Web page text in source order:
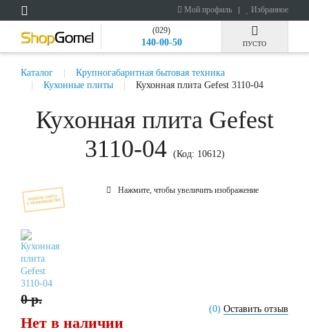
Мой профиль Избранное
(029)
140-00-50 ПУСТО
Каталог
Крупногабаритная бытовая техника
Кухонные плиты
Кухонная плита Gefest 3110-04
Кухонная плита Gefest
3110-04 (Код: 10612)
Нажмите, чтобы увеличить изображение
(0) Оставить отзыв
0 р.
Нет в наличии